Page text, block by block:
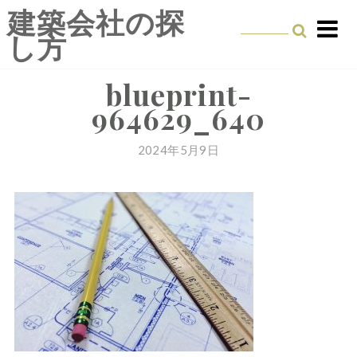
Skip
to
content
建築会社の探
し方
blueprint-
964629_640
2024年5月9日